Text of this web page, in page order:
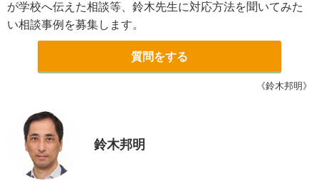
が学校へ伝えた相談等、鈴木先生に対応方法を聞いてみた
い相談事例を募集します。
質問をする
《鈴木邦明》
鈴木邦明